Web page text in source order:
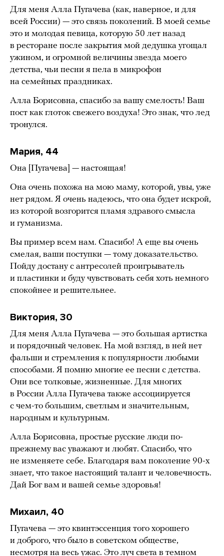
Для меня Алла Пугачева (как, наверное, и для
всей России) — это связь поколений. В моей семье
это и молодая певица, которую 50 лет назад
в ресторане после закрытия мой дедушка угощал
ужином, и огромной величины звезда моего
детства, чьи песни я пела в микрофон
на семейных праздниках.
Алла Борисовна, спасибо за вашу смелость! Ваш
пост как глоток свежего воздуха! Это знак, что лед
тронулся.
Мария, 44
Она [Пугачева] — настоящая!
Она очень похожа на мою маму, которой, увы, уже
нет рядом. Я очень надеюсь, что она будет искрой,
из которой возгорится пламя здравого смысла
и гуманизма.
Вы пример всем нам. Спасибо! А еще вы очень
смелая, ваши поступки — тому доказательство.
Пойду достану с антресолей проигрыватель
и пластинки и буду чувствовать себя хоть немного
спокойнее и решительнее.
Виктория, 30
Для меня Алла Пугачева — это большая артистка
и порядочный человек. На мой взгляд, в ней нет
фальши и стремления к популярности любыми
способами. Я помню многие ее песни с детства.
Они все толковые, жизненные. Для многих
в России Алла Пугачева также ассоциируется
с чем-то большим, светлым и значительным,
народным и культурным.
Алла Борисовна, простые русские люди по-
прежнему вас уважают и любят. Спасибо, что
не изменяете себе. Благодаря вам поколение 90-х
знает, что такое настоящий талант и человечность.
Дай Бог вам и вашей семье здоровья!
Михаил, 40
Пугачева — это квинтэссенция того хорошего
и доброго, что было в советском обществе,
несмотря на весь ужас. Это луч света в темном